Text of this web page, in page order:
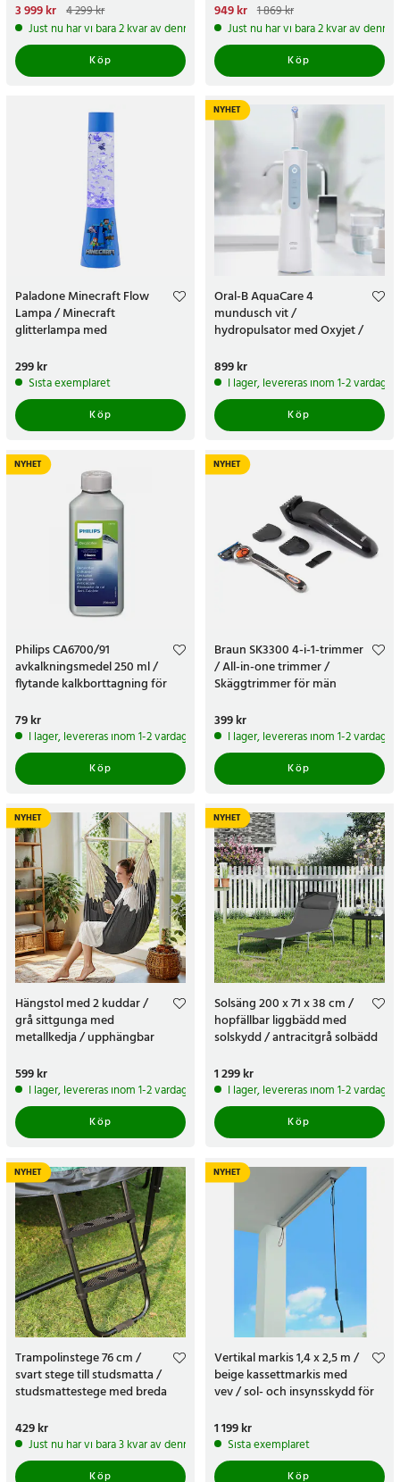
Nuvarande pris:
3 999 krTidigare pris:4 299 kr
3 999 kr 4 299 kr
Just nu har vi bara 2 kvar av denna produkt
Köp
Nuvarande pris
pris:1 869 kr
949 kr 1 869 kr
Just nu har vi bara 2 kvar av denna
Köp
Paladone Minecraft Flow
Lampa / Minecraft
glitterlampa med
Pris:299 kr
299 kr
Sista exemplaret
Köp
NYHET
Oral-B AquaCare 4
mundusch vit /
hydropulsator med Oxyjet /
mellanrumsrengöring
Pris:899 kr
899 kr
I lager, levereras inom 1-2 vardagar
Köp
NYHET
Philips CA6700/91
avkalkningsmedel 250 ml /
flytande kalkborttagning för
Pris:
79 kr
I lager, levereras inom 1-2 vardagar
Köp
NYHET
Braun SK3300 4-i-1-trimmer
/ All-in-one trimmer /
Skäggtrimmer för män
Pris:399 kr
399 kr
I lager, levereras inom 1-2 vardagar
Köp
NYHET
Hängstol med 2 kuddar /
grå sittgunga med
metallkedja / upphängbar
karbinhake
Pris:599 kr
599 kr
I lager, levereras inom 1-2 vardagar
Köp
NYHET
Solsäng 200 x 71 x 38 cm /
hopfällbar liggbädd med
solskydd / antracitgrå solbädd
Pris:1 299 kr
1 299 kr
I lager, levereras inom 1-2 vardagar
Köp
NYHET
Trampolinstege 76 cm /
svart stege till studsmatta /
studsmattestege med breda
Pris:429 kr
429 kr
Just nu har vi bara 3 kvar av denna produkt
Köp
NYHET
Vertikal markis 1,4 x 2,5 m /
beige kassettmarkis med
vev / sol- och insynsskydd för
Pris:1 199 kr
1 199 kr
Sista exemplaret
Köp